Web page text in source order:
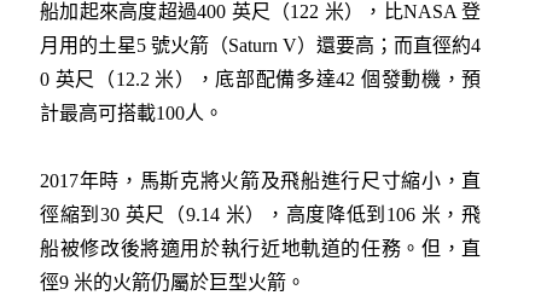
船加起來高度超過400 英尺（122 米），比NASA 登
月用的土星5 號火箭（Saturn V）還要高；而直徑約4
0 英尺（12.2 米），底部配備多達42 個發動機，預
計最高可搭載100人。
2017年時，馬斯克將火箭及飛船進行尺寸縮小，直
徑縮到30 英尺（9.14 米），高度降低到106 米，飛
船被修改後將適用於執行近地軌道的任務。但，直
徑9 米的火箭仍屬於巨型火箭。